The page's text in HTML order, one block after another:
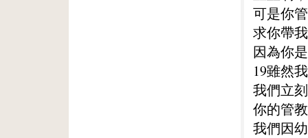
可是你
求你帶
因為你
19雖然
我們立
你的管
我們因